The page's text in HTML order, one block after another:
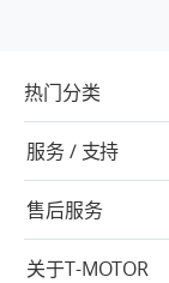
热门分类
服务 / 支持
售后服务
关于T-MOTOR